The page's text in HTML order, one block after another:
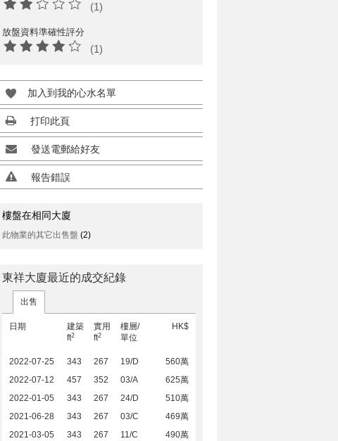
(1)
放盤資料準確性評分
(1)
加入到我的心水名單
打印此頁
發送電郵給好友
報告錯誤
樓盤在相同大廈
此物業的其它出售盤 (2)
東祥大廈最近的成交紀錄
出售
日期
建築
ft2
實用
ft2
樓層/
單位
HK$
2022-07-25 343 267 19/D
560萬
2022-07-12
457 352 03/A
625萬
2022-01-05
343 267 24/D
510萬
2021-06-28
343 267 03/C
469萬
2021-03-05
343 267 11/C
490萬